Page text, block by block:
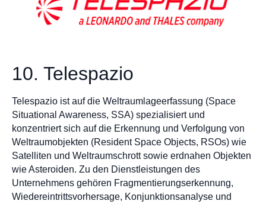
10. Telespazio
Telespazio ist auf die Weltraumlageerfassung (Space
Situational Awareness, SSA) spezialisiert und
konzentriert sich auf die Erkennung und Verfolgung von
Weltraumobjekten (Resident Space Objects, RSOs) wie
Satelliten und Weltraumschrott sowie erdnahen Objekten
wie Asteroiden. Zu den Dienstleistungen des
Unternehmens gehören Fragmentierungserkennung,
Wiedereintrittsvorhersage, Konjunktionsanalyse und